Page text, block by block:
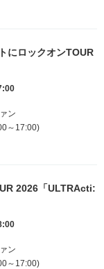
にロックオンTOUR
ン
～17:00)
2026「ULTRActi:
ン
～17:00)